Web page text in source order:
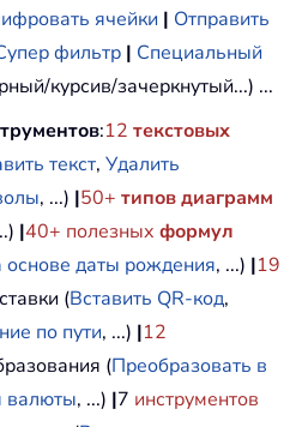
ячейки | Отправить
фильтр | Специальный
курсив/зачеркнутый...) ...
:12 текстовых
текст, Удалить
, ...) |50+ типов диаграмм
|40+ полезных формул
основе даты рождения, ...) |19
(Вставить QR-код,
по пути, ...) |12
(Преобразовать в
валюты, ...) |7 инструментов